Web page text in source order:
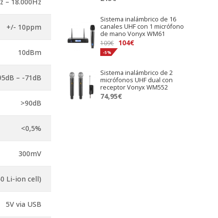
+/- 10ppm
10dBm
– -71dB
>90dB
<0,5%
300mV
Li-ion cell)
5V via USB
Sistema inalámbrico de 16
canales UHF con 1 micrófono
de mano Vonyx WM61
109€
El
precio
era:
109€.
104€El
es:
104€.
-5%
Sistema inalámbrico de 2
micrófonos UHF dual con
receptor Vonyx WM552
74,95€